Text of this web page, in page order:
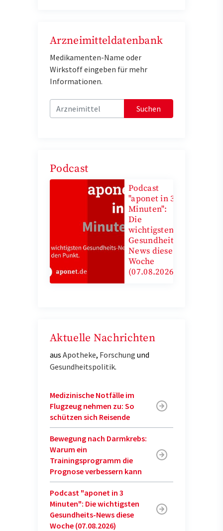
Arzneimitteldatenbank
Medikamenten-Name oder
Wirkstoff eingeben für mehr
Informationen.
Suchen
Podcast
Podcast
"aponet in 3
Minuten":
Die
wichtigsten
Gesundheits-
News diese
Woche
(07.08.2026)
Aktuelle Nachrichten
aus Apotheke, Forschung und
Gesundheitspolitik.
Medizinische Notfälle im
Flugzeug nehmen zu: So
schützen sich Reisende
Bewegung nach Darmkrebs:
Warum ein
Trainingsprogramm die
Prognose verbessern kann
Podcast "aponet in 3
Minuten": Die wichtigsten
Gesundheits-News diese
Woche (07.08.2026)